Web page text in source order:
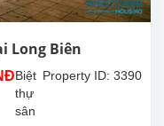
dễ
di
hoặc
đi bộ
đến
Long Biên
Property ID: 3390
Biệt
thự
sân